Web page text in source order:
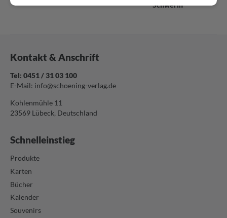
Schwerin
Kontakt & Anschrift
Tel: 0451 / 31 03 100
E-Mail: info@schoening-verlag.de
Kohlenmühle 11
23569 Lübeck, Deutschland
Schnelleinstieg
Produkte
Karten
Bücher
Kalender
Souvenirs